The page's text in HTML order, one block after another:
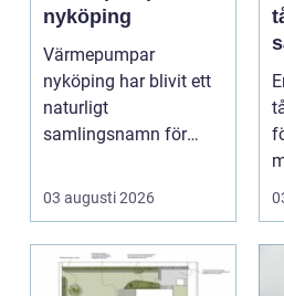
nyköping
Värmepumpar
nyköping har blivit ett
naturligt
samlingsnamn för
kombinera lägre ene...
03 augusti 2026